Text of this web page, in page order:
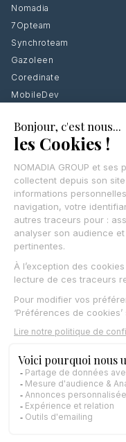
Nomadia
7Opteam
Synchroteam
Gazoleen
Coredinate
MobileDev
Support
Laissez vos
© Nomadia 2025
Mentions légales –
Conditions générales
Protection des données